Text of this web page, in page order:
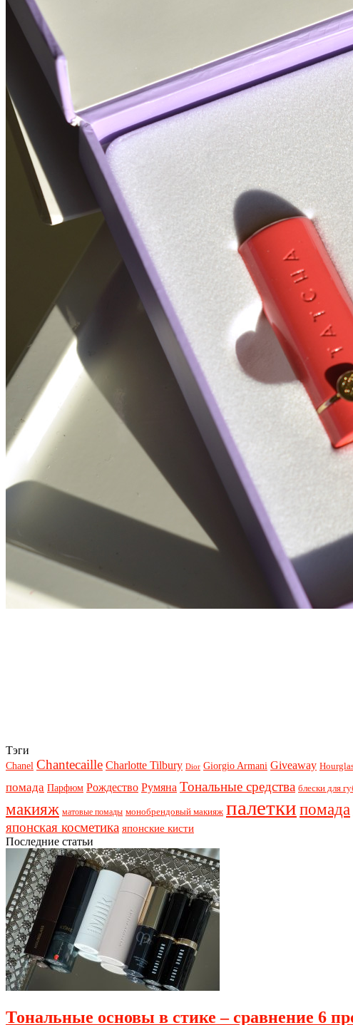
Тэги
Chanel Chantecaille Charlotte Tilbury Dior Giorgio Armani Giveaway
помада Парфюм Рождество Румяна Тональные средства блески для
макияж матовые помады монобрендовый макияж палеткипомада
японская косметика японские кисти
Последние статьи
Тональные основы в стике – сравнение 6